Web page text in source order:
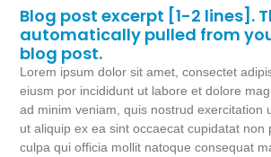
Blog post excerpt [1-2 lines].
automatically pulled from
blog post.
Lorem ipsum dolor sit amet, consectet
eiusm por incididunt ut labore et dolore
ad minim veniam, quis nostrud exercitation
ut aliquip ex ea sint occaecat cupidatat non
culpa qui officia mollit natoque consequat